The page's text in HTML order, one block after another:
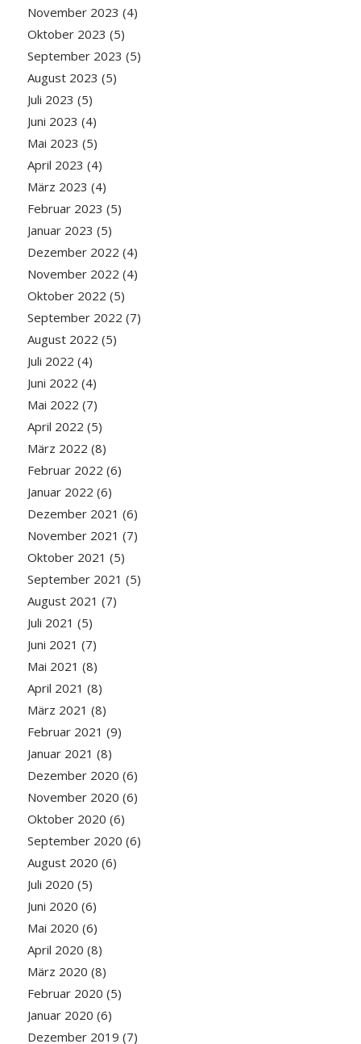
November 2023 (4)
Oktober 2023 (5)
September 2023 (5)
August 2023 (5)
Juli 2023 (5)
Juni 2023 (4)
Mai 2023 (5)
April 2023 (4)
März 2023 (4)
Februar 2023 (5)
Januar 2023 (5)
Dezember 2022 (4)
November 2022 (4)
Oktober 2022 (5)
September 2022 (7)
August 2022 (5)
Juli 2022 (4)
Juni 2022 (4)
Mai 2022 (7)
April 2022 (5)
März 2022 (8)
Februar 2022 (6)
Januar 2022 (6)
Dezember 2021 (6)
November 2021 (7)
Oktober 2021 (5)
September 2021 (5)
August 2021 (7)
Juli 2021 (5)
Juni 2021 (7)
Mai 2021 (8)
April 2021 (8)
März 2021 (8)
Februar 2021 (9)
Januar 2021 (8)
Dezember 2020 (6)
November 2020 (6)
Oktober 2020 (6)
September 2020 (6)
August 2020 (6)
Juli 2020 (5)
Juni 2020 (6)
Mai 2020 (6)
April 2020 (8)
März 2020 (8)
Februar 2020 (5)
Januar 2020 (6)
Dezember 2019 (7)